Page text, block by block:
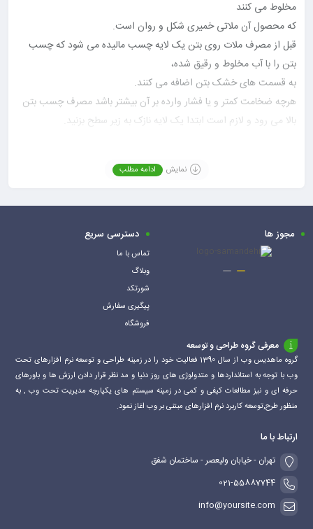
مخلوط می کنند
که محصول آن ملاتی خمیری شکل و روان است.
قبل از مصرف ملات روی بتن یک لایه چسب مالیده می شود که چسب
بتن را با آب مخلوط و رقیق شده،
به قسمت های خشک بتن اضافه می کنند.
هرچه ضخامت کمتر و یا فشار وارده بر آن بیشتر باشد مصرف چسب بتن
بالا می رود و لازم است ابتدا یک لایه نازک به زیر سطح بزنید.
چسب بتن در اندازه های 5کیلیویی و12کیلیویی موجود می باشد.
نمایش ادامه مطلب
مجوز ها دسترسی سریع
تماس با ما
وبلاگ
شورتکد
پیگیری سفارش
فروشگاه
معرفی گروه طراحی و توسعه
گروه ماهدیس وب از سال 1390 فعالیت خود را در زمینه طراحی و توسعه نرم افزارهای تحت
وب با توجه به استانداردها و متدولوژی های روز دنیا و مد نظر قرار دادن ارزش ها و باورهای
حرفه ای و نیز مطالعات کیفی و کمی در زمینه سیستم های یکپارچه مدیریت تحت وب , به
منظور طرح,توسعه کاربرد نرم افزارهای مبتنی بر وب اغاز نمود.
ارتباط با ما
تهران - خیابان ولیعصر - ساختمان شفق
021-55887744
info@yoursite.com